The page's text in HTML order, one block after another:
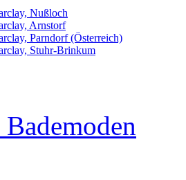
Nußloch
Arnstorf
Parndorf (Österreich)
Stuhr-Brinkum